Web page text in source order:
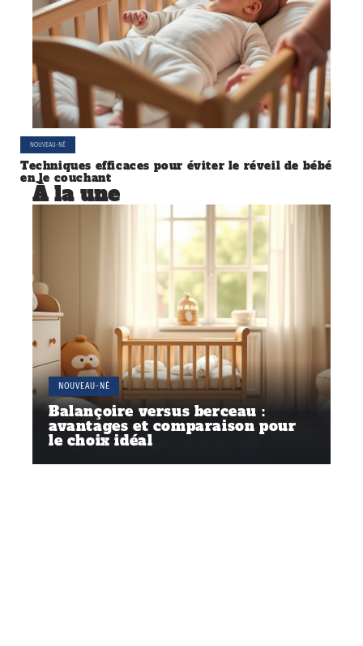
NOUVEAU-NÉ
Techniques efficaces pour éviter le réveil de bébé
en le couchant
À la une
NOUVEAU-NÉ
Balançoire versus berceau :
avantages et comparaison pour
le choix idéal